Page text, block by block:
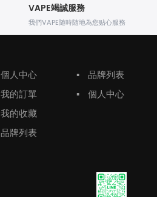
VAPE竭誠服務
我們VAPE随時随地為您贴心服務
個人中心
我的訂單
我的收藏
品牌列表
▪
品牌列表
▪
個人中心